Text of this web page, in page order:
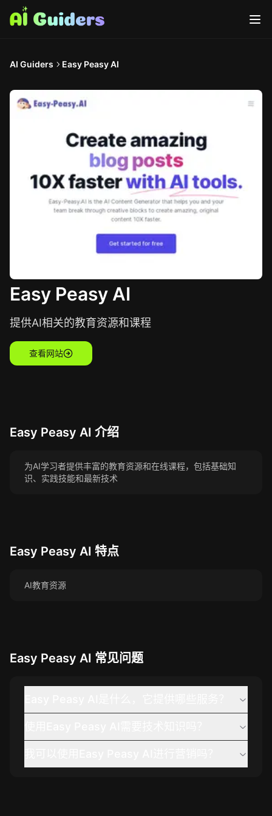
AI Guiders Easy Peasy AI
Easy Peasy AI
提供AI相关的教育资源和课程
查看网站
Easy Peasy AI 介绍
为AI学习者提供丰富的教育资源和在线课程，包括基础知
识、实践技能和最新技术
Easy Peasy AI 特点
AI教育资源
Easy Peasy AI 常见问题